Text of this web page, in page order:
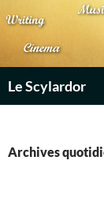
au
contenu
Le Scylardor
Archives